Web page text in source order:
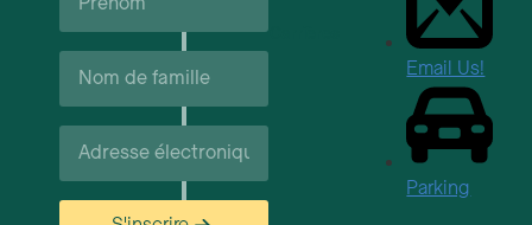
Nom
de
Courriel*
Email Us!
Parking